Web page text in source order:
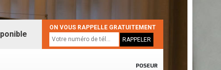
POSEUR
ON VOUS RAPPELLE GRATUITEMENT